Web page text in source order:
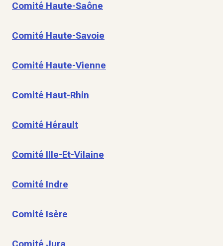
Comité Haute-Saône
Comité Haute-Savoie
Comité Haute-Vienne
Comité Haut-Rhin
Comité Hérault
Comité Ille-Et-Vilaine
Comité Indre
Comité Isère
Comité Jura